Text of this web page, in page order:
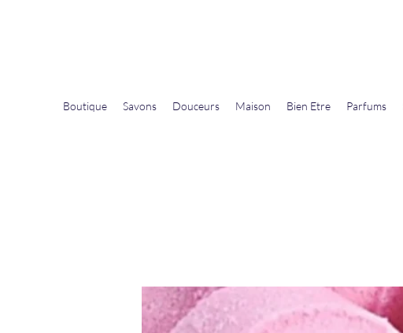
Boutique Savons Douceurs Maison Bien Etre Parfums